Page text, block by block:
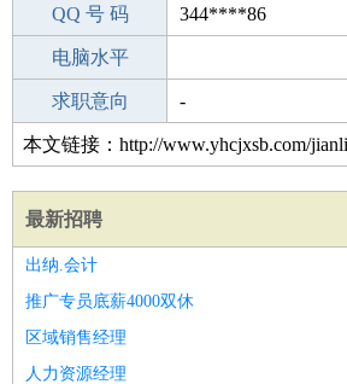
手机号码 188****6529
QQ 号 码 344****86
微信号码
电脑水平
外语水平
求职意向 -
本文链接：http://www.yhcjxsb.com/
最新招聘
出纳.会计
推广专员底薪4000双休
区域销售经理
人力资源经理